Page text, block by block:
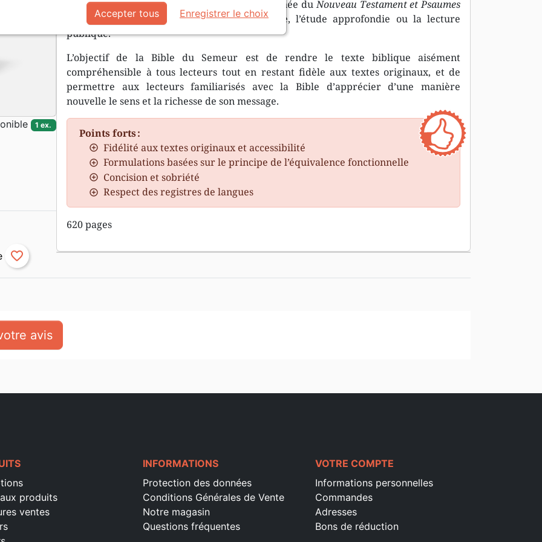
disponible dans cette édition compacte et soignée duNouveau Testament et Psaumes
pour la lecture et la méditation personnelle, l’étude approfondie ou la lecture
publique.
L’objectif de la Bible du Semeur est de rendre le texte biblique aisément
compréhensible à tous lecteurs tout en restant fidèle aux textes originaux, et de
permettre aux lecteurs familiarisés avec la Bible d’apprécier d’une manière
nouvelle le sens et la richesse de son message.
Points forts :
Fidélité aux textes originaux et accessibilité
Formulations basées sur le principe de l’équivalence fonctionnelle
Concision et sobriété
Respect des registres de langues
620 pages
1 ex.
favorite_border
avis
produits
ventes
INFORMATIONS
Protection des données
Conditions Générales de Vente
Notre magasin
Questions fréquentes
VOTRE COMPTE
Informations personnelles
Commandes
Adresses
Bons de réduction
Accepter tous Enregistrer le choix